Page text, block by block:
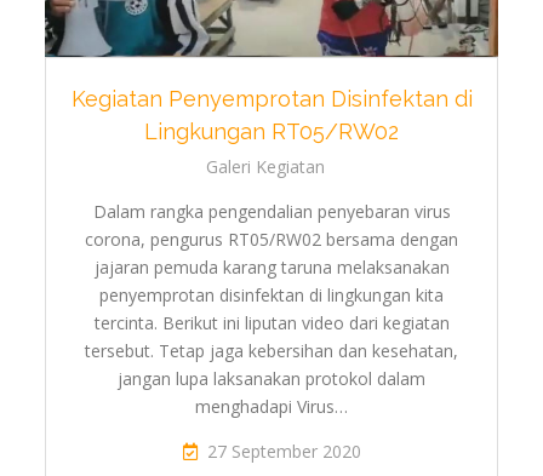
Kegiatan Penyemprotan Disinfektan di
Lingkungan RT05/RW02
Galeri Kegiatan
Dalam rangka pengendalian penyebaran virus
corona, pengurus RT05/RW02 bersama dengan
jajaran pemuda karang taruna melaksanakan
penyemprotan disinfektan di lingkungan kita
tercinta. Berikut ini liputan video dari kegiatan
tersebut. Tetap jaga kebersihan dan kesehatan,
jangan lupa laksanakan protokol dalam
menghadapi Virus…
27 September 2020